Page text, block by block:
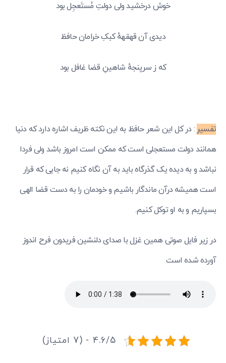
خوش درخشید ولی دولتِ مُستَعجِل بود
دیدی آن قهقههٔ کبکِ خرامان حافظ
که ز سرپنجهٔ شاهینِ قضا غافل بود
تفسیر : در کل این شعر حافظ به این نکته ظریف اشاره دارد که دنیا
همانند دولت مستعجلی است که ممکن است امروز باشد ولی فردا
نباشد و به دیده یک گذرگاه باید به آن نگاه کنیم نه جایی که قرار
است همیشه درآن ماندگار باشیم و خودمان را به دست قضا الهی
بسپاریم و به او توکل کنیم.
در زیر فایل صوتی همین غزل با صدای دلنشین فریدون فرح اندوز
آورده شده است
4.6/5 - (7 امتیاز)